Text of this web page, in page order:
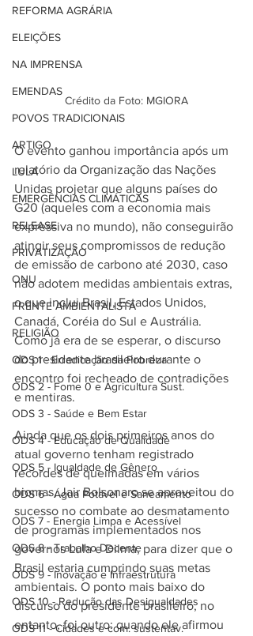
REFORMA AGRÁRIA
ELEIÇÕES
NA IMPRENSA
EMENDAS
POVOS TRADICIONAIS
ARTIGO
LULA
EMERGÊNCIAS CLIMÁTICAS
RELEASE
PRIVATIZAÇÃO
ONU
FRENTE AMBIENTALISTA
RELIGIÃO
ODS 1 - Erradicação da Pobreza
ODS 2 - Fome 0 e Agricultura Sust.
ODS 3 - Saúde e Bem Estar
ODS 4 - Educação de Qualidade
ODS 5 - Igualdade de Gênero
ODS 6 - Água Potável e Saneamento
ODS 7 - Energia Limpa e Acessível
ODS 8 - Trabalho Decente
ODS 9 - Inovação e Infraestrutura
ODS 10 - Redução das Desigualdades
ODS 11 - Cidades e com. sustentav.
Crédito da Foto: MGIORA
O evento ganhou importância após um
relatório da Organização das Nações
Unidas projetar que alguns países do
G20 (aqueles com a economia mais
expressiva no mundo), não conseguirão
atingir seus compromissos de redução
de emissão de carbono até 2030, caso
não adotem medidas ambientais extras,
o que inclui Brasil, Estados Unidos,
Canadá, Coréia do Sul e Austrália.
Como já era de se esperar, o discurso
do presidente brasileiro durante o
encontro foi recheado de contradições
e mentiras.
Ainda que os dois primeiros anos do
atual governo tenham registrado
recordes de queimadas em vários
biomas, Jair Bolsonaro se aproveitou do
sucesso no combate ao desmatamento
de programas implementados nos
governos Lula e Dilma, para dizer que o
Brasil estaria cumprindo suas metas
ambientais. O ponto mais baixo do
discurso do presidente brasileiro, no
entanto, foi outro: quando ele afirmou